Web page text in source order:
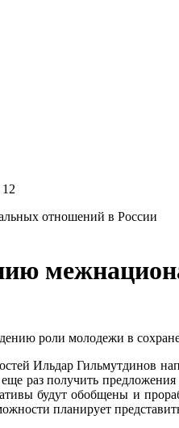
отношений в России
роли молодежи в
Ильдар Гильмутдинов
раз получить
будут обобщены и
планирует